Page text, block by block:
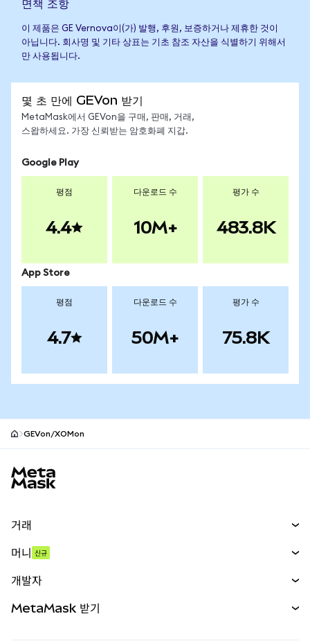
면책 조항
이 제품은 GE Vernova이(가) 발행, 후원, 보증하거나 제휴한 것이
아닙니다. 회사명 및 기타 상표는 기초 참조 자산을 식별하기 위해서
만 사용됩니다.
몇 초 만에 GEVon 받기
MetaMask에서 GEVon을 구매, 판매, 거래,
스왑하세요. 가장 신뢰받는 암호화폐 지갑.
Google Play
평점
4.4
다운로드 수
10M+
평가 수
483.8K
App Store
평점
4.7
다운로드 수
50M+
평가 수
75.8K
GEVon/XOMon
거래
무기한 선물
실물자산
머니 신규
개발자
MetaMask 받기